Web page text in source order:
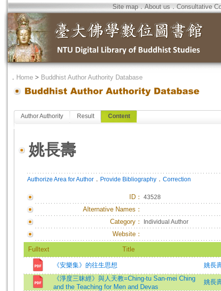
Site map．About us．Consultative
． Home > Buddhist Author Authority Database
Author Authority Result Content
姚長壽
Authorize Area for Author ． Provide Bibliography ． Correction
ID ： 43528
Alternative Names：
Category：
Individual Author
Website：
Fulltext Title
《安樂集》的往生思想
姚長
《淨度三昧經》與人天教=Ching-tu San-mei Ching
and the Teaching for Men and Devas
姚長